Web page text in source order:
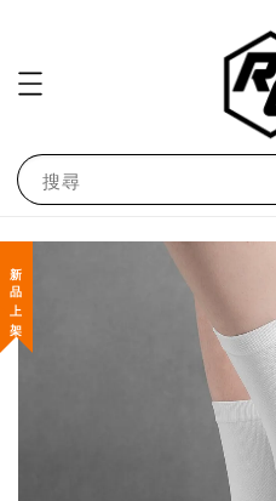
搜尋
新 品 上 架